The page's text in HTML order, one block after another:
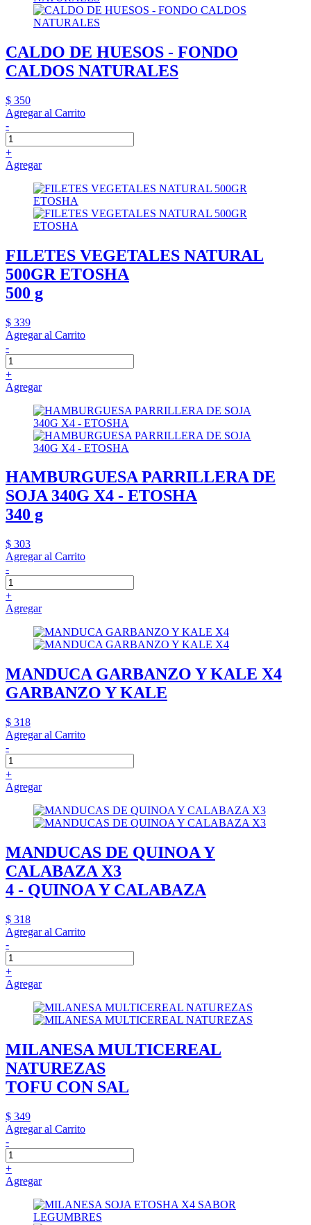
CALDO DE HUESOS - FONDO
CALDOS NATURALES
$ 350
Agregar al Carrito
-
+
Agregar
FILETES VEGETALES NATURAL
500GR ETOSHA
500 g
$ 339
Agregar al Carrito
-
+
Agregar
HAMBURGUESA PARRILLERA DE
SOJA 340G X4 - ETOSHA
340 g
$ 303
Agregar al Carrito
-
+
Agregar
MANDUCA GARBANZO Y KALE X4
GARBANZO Y KALE
$ 318
Agregar al Carrito
-
+
Agregar
MANDUCAS DE QUINOA Y
CALABAZA X3
4 - QUINOA Y CALABAZA
$ 318
Agregar al Carrito
-
+
Agregar
MILANESA MULTICEREAL
NATUREZAS
TOFU CON SAL
$ 349
Agregar al Carrito
-
+
Agregar